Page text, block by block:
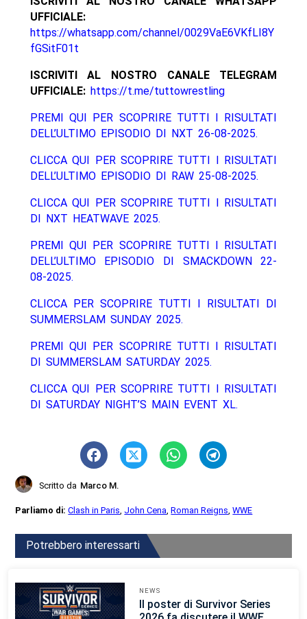
UFFICIALE:
https://whatsapp.com/channel/0029VaE6VKfLI8Y
fGSitF01t
ISCRIVITI AL NOSTRO CANALE TELEGRAM
UFFICIALE: https://t.me/tuttowrestling
PREMI QUI PER SCOPRIRE TUTTI I RISULTATI
DELL’ULTIMO EPISODIO DI NXT 26-08-2025.
CLICCA QUI PER SCOPRIRE TUTTI I RISULTATI
DELL’ULTIMO EPISODIO DI RAW 25-08-2025.
CLICCA QUI PER SCOPRIRE TUTTI I RISULTATI
DI NXT HEATWAVE 2025.
PREMI QUI PER SCOPRIRE TUTTI I RISULTATI
DELL’ULTIMO EPISODIO DI SMACKDOWN 22-
08-2025.
CLICCA PER SCOPRIRE TUTTI I RISULTATI DI
SUMMERSLAM SUNDAY 2025.
PREMI QUI PER SCOPRIRE TUTTI I RISULTATI
DI SUMMERSLAM SATURDAY 2025.
CLICCA QUI PER SCOPRIRE TUTTI I RISULTATI
DI SATURDAY NIGHT’S MAIN EVENT XL.
Scritto da Marco M.
Parliamo di:Clash in Paris, John Cena,Roman Reigns,WWE
Potrebbero interessarti
NEWS
Il poster di Survivor Series